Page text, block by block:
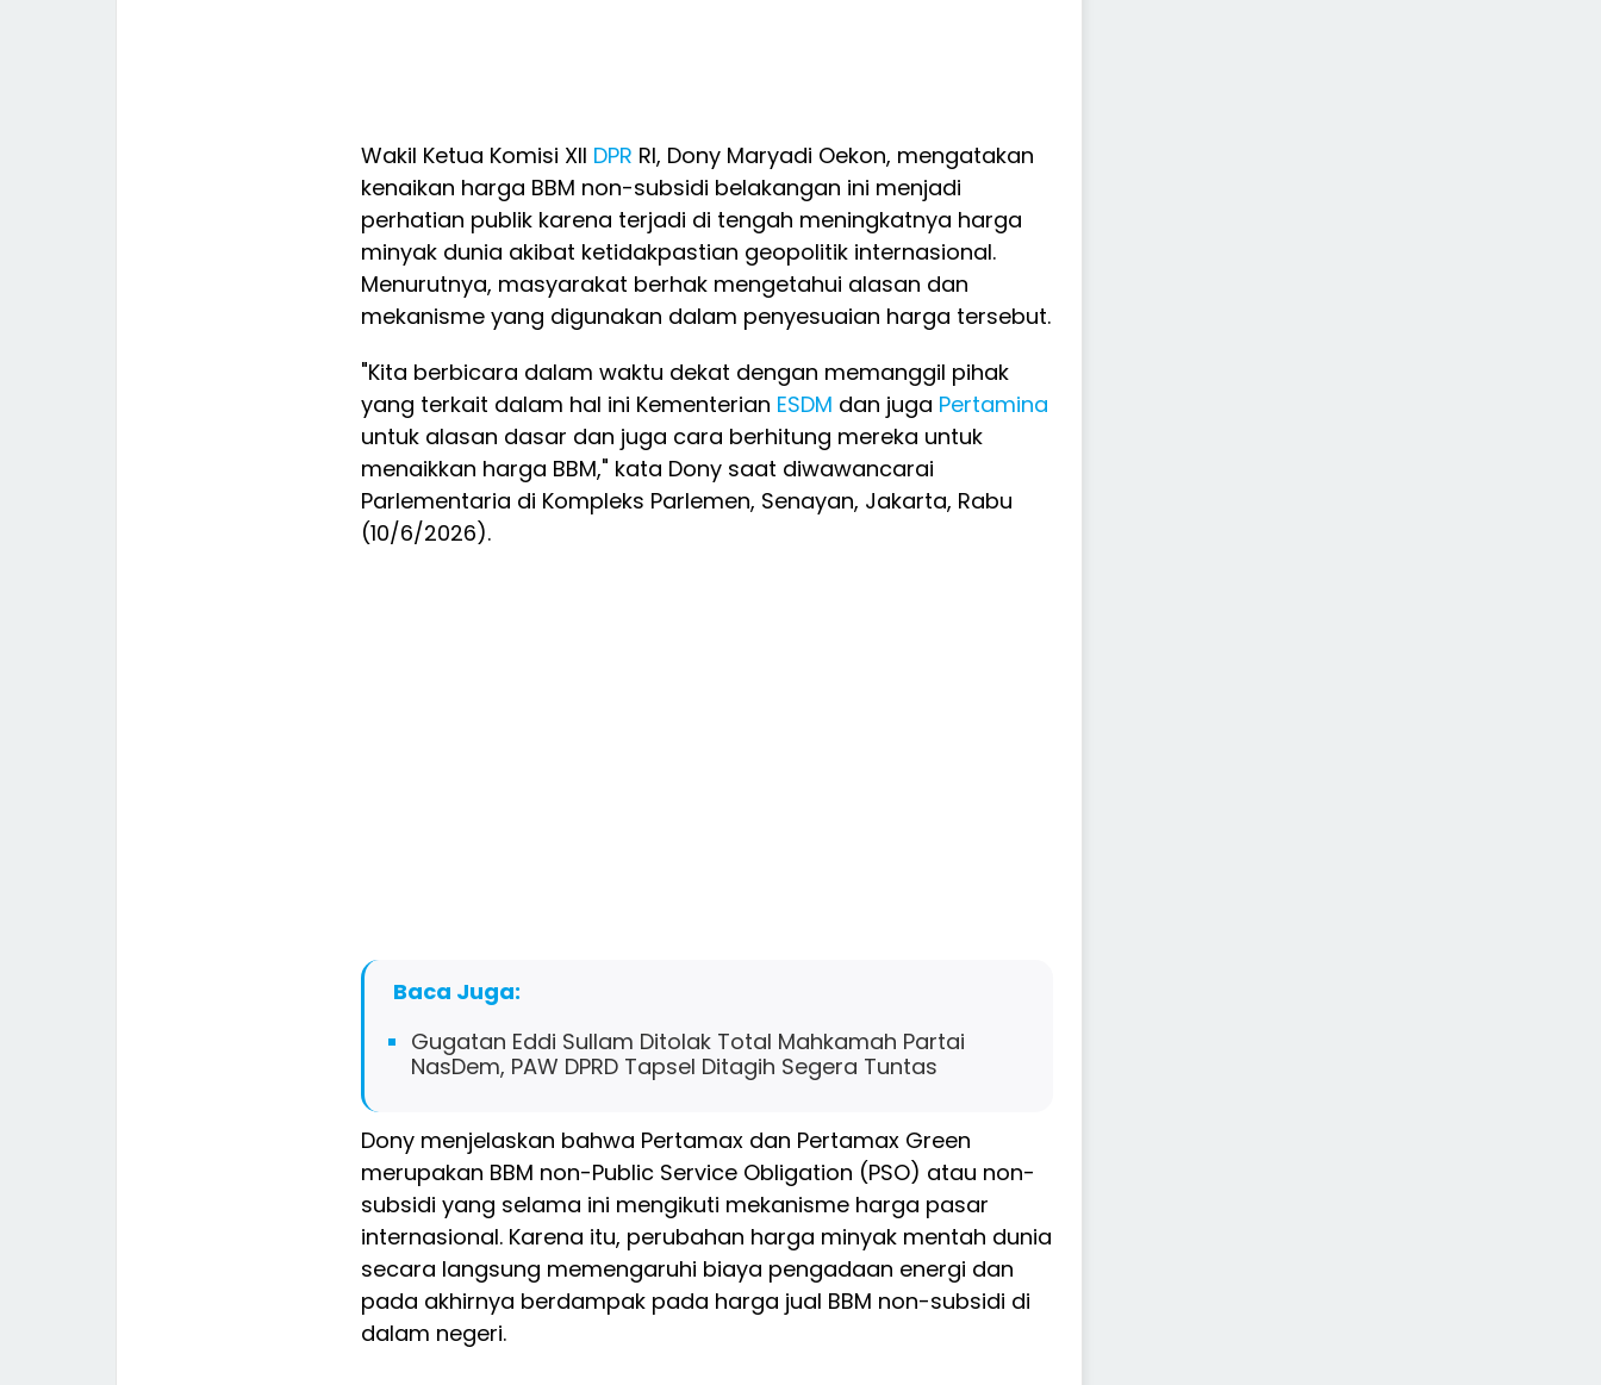
Wakil Ketua Komisi XII DPR RI, Dony Maryadi Oekon, mengatakan
kenaikan harga BBM non-subsidi belakangan ini menjadi
perhatian publik karena terjadi di tengah meningkatnya harga
minyak dunia akibat ketidakpastian geopolitik internasional.
Menurutnya, masyarakat berhak mengetahui alasan dan
mekanisme yang digunakan dalam penyesuaian harga tersebut.
"Kita berbicara dalam waktu dekat dengan memanggil pihak
yang terkait dalam hal ini Kementerian ESDM dan juga Pertamina
untuk alasan dasar dan juga cara berhitung mereka untuk
menaikkan harga BBM," kata Dony saat diwawancarai
Parlementaria di Kompleks Parlemen, Senayan, Jakarta, Rabu
(10/6/2026).
Baca Juga:
Gugatan Eddi Sullam Ditolak Total Mahkamah Partai
NasDem, PAW DPRD Tapsel Ditagih Segera Tuntas
Dony menjelaskan bahwa Pertamax dan Pertamax Green
merupakan BBM non-Public Service Obligation (PSO) atau non-
subsidi yang selama ini mengikuti mekanisme harga pasar
internasional. Karena itu, perubahan harga minyak mentah dunia
secara langsung memengaruhi biaya pengadaan energi dan
pada akhirnya berdampak pada harga jual BBM non-subsidi di
dalam negeri.